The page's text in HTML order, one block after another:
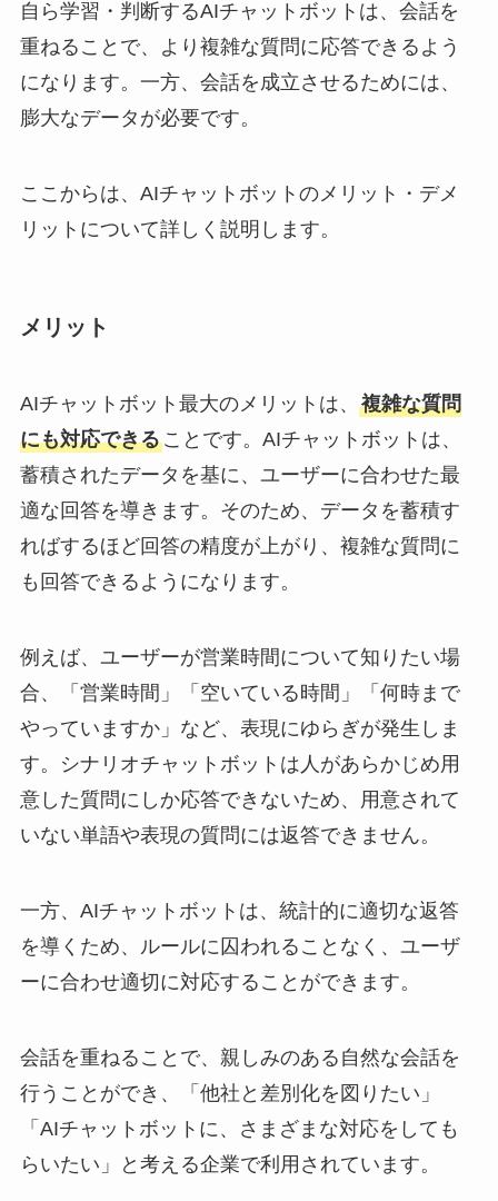
自ら学習・判断するAIチャットボットは、会話を
重ねることで、より複雑な質問に応答できるよう
になります。一方、会話を成立させるためには、
膨大なデータが必要です。
ここからは、AIチャットボットのメリット・デメ
リットについて詳しく説明します。
メリット
AIチャットボット最大のメリットは、 複雑な質問
にも対応できることです。AIチャットボットは、
蓄積されたデータを基に、ユーザーに合わせた最
適な回答を導きます。そのため、データを蓄積す
ればするほど回答の精度が上がり、複雑な質問に
も回答できるようになります。
例えば、ユーザーが営業時間について知りたい場
合、「営業時間」「空いている時間」「何時まで
やっていますか」など、表現にゆらぎが発生しま
す。シナリオチャットボットは人があらかじめ用
意した質問にしか応答できないため、用意されて
いない単語や表現の質問には返答できません。
一方、AIチャットボットは、統計的に適切な返答
を導くため、ルールに囚われることなく、ユーザ
ーに合わせ適切に対応することができます。
会話を重ねることで、親しみのある自然な会話を
行うことができ、「他社と差別化を図りたい」
「AIチャットボットに、さまざまな対応をしても
らいたい」と考える企業で利用されています。